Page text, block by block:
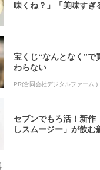
味くね？」「美味すぎ
宝くじ“なんとなく”で
わらない
PR(合同会社デジタルファーム )
セブンでもろ活！新作
しスムージー」が飲む